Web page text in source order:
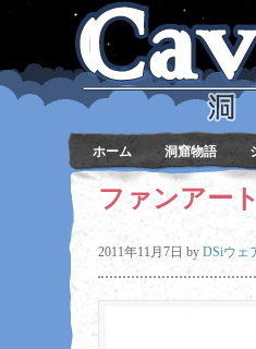
ホーム 洞窟物語
ファンアー
2011年11月7日 by DSiウェ